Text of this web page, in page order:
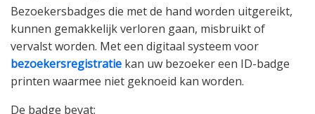
Bezoekersbadges die met de hand worden uitgereikt,
kunnen gemakkelijk verloren gaan, misbruikt of
vervalst worden. Met een digitaal systeem voor
bezoekersregistratie kan uw bezoeker een ID-badge
printen waarmee niet geknoeid kan worden.
De badge bevat: